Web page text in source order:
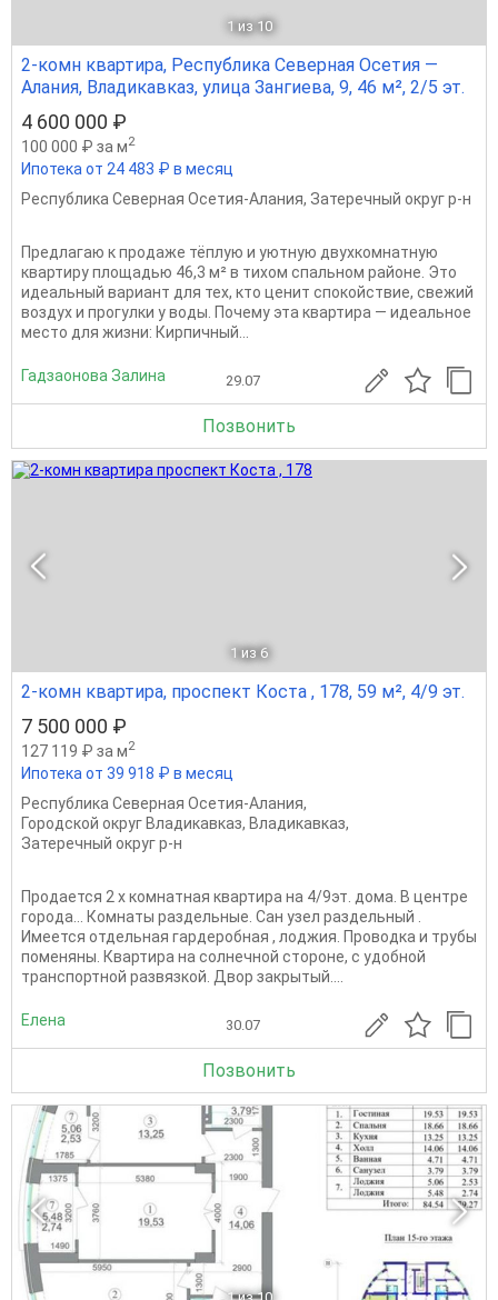
1 из 10
2-комн квартира, Республика Северная Осетия —
Алания, Владикавказ, улица Зангиева, 9, 46 м², 2/5 эт.
4 600 000 ₽
100 000 ₽ за м2
Ипотека от 24 483 ₽ в месяц
Республика Северная Осетия-Алания, Затеречный округ р-н
Предлагаю к продаже тёплую и уютную двухкомнатную
квартиру площадью 46,3 м² в тихом спальном районе. Это
идеальный вариант для тех, кто ценит спокойствие, свежий
воздух и прогулки у воды. Почему эта квартира — идеальное
место для жизни: Кирпичный...
Гадзаонова Залина 29.07
Позвонить
1 из 6
2-комн квартира, проспект Коста , 178, 59 м², 4/9 эт.
7 500 000 ₽
127 119 ₽ за м2
Ипотека от 39 918 ₽ в месяц
Республика Северная Осетия-Алания,
Городской округ Владикавказ, Владикавказ,
Затеречный округ р-н
Продается 2 х комнатная квартира на 4/9эт. дома. В центре
города... Комнаты раздельные. Сан узел раздельный .
Имеется отдельная гардеробная , лоджия. Проводка и трубы
поменяны. Квартира на солнечной стороне, с удобной
транспортной развязкой. Двор закрытый....
Елена 30.07
Позвонить